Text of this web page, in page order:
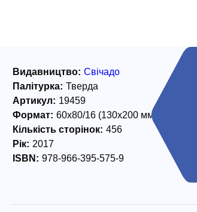
мовами
Видавництво: Свічадо
Палітурка: Тверда
Артикул: 19459
Формат: 60х80/16 (130х200 мм)
Кількість сторінок: 456
Рік: 2017
ISBN: 978-966-395-575-9